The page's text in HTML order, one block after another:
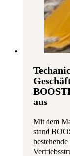
aus
Mit dem
stand